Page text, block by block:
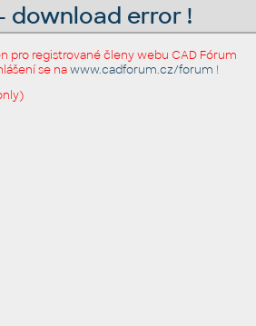
download error !
pro registrované členy webu CAD Fórum
se nawww.cadforum.cz/forum !